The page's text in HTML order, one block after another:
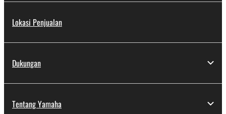
Lokasi Penjualan
Dukungan
Tentang Yamaha